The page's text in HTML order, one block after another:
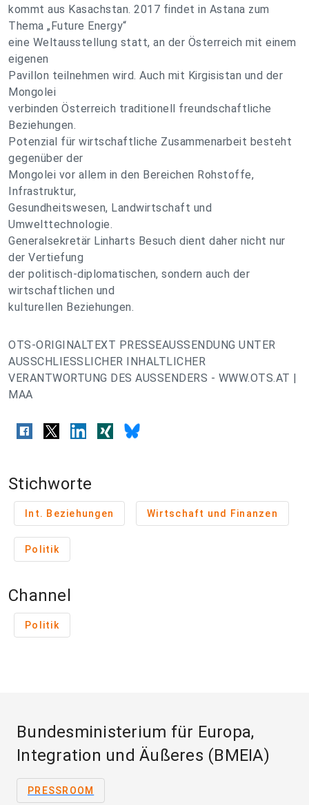
kommt aus Kasachstan. 2017 findet in Astana zum
Thema „Future Energy“
eine Weltausstellung statt, an der Österreich mit einem
eigenen
Pavillon teilnehmen wird. Auch mit Kirgisistan und der
Mongolei
verbinden Österreich traditionell freundschaftliche
Beziehungen.
Potenzial für wirtschaftliche Zusammenarbeit besteht
gegenüber der
Mongolei vor allem in den Bereichen Rohstoffe,
Infrastruktur,
Gesundheitswesen, Landwirtschaft und
Umwelttechnologie.
Generalsekretär Linharts Besuch dient daher nicht nur
der Vertiefung
der politisch-diplomatischen, sondern auch der
wirtschaftlichen und
kulturellen Beziehungen.
OTS-ORIGINALTEXT PRESSEAUSSENDUNG UNTER
AUSSCHLIESSLICHER INHALTLICHER
VERANTWORTUNG DES AUSSENDERS - WWW.OTS.AT |
MAA
Stichworte
Int. Beziehungen Wirtschaft und Finanzen
Politik
Channel
Politik
Bundesministerium für Europa,
Integration und Äußeres (BMEIA)
PRESSROOM